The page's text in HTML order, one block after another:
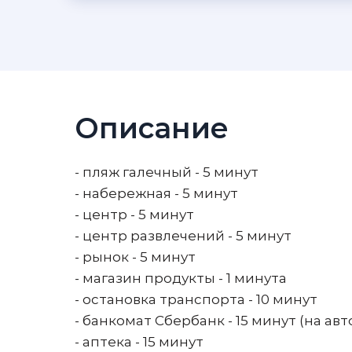
Описание
- пляж галечный - 5 минут
- набережная - 5 минут
- центр - 5 минут
- центр развлечений - 5 минут
- рынок - 5 минут
- магазин продукты - 1 минута
- остановка транспорта - 10 минут
- банкомат Сбербанк - 15 минут (на
- аптека - 15 минут